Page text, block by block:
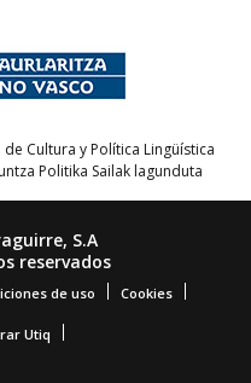
Cultura y Política Lingüística
Politika Sailak lagunduta
S.A
reservados
de uso Cookies
Utiq